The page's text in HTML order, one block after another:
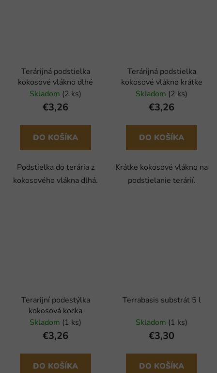
Terárijná podstielka
kokosové vlákno dlhé
Skladom (2 ks)
€3,26
DO KOŠÍKA
Podstielka do terária z
kokosového vlákna dlhá.
Terárijná podstielka
kokosové vlákno krátke
Skladom (2 ks)
€3,26
DO KOŠÍKA
Krátke kokosové vlákno na
podstielanie terárií.
Terarijní podestýlka
kokosová kocka
Skladom (1 ks)
€3,26
DO KOŠÍKA
Terrabasis substrát 5 l
Skladom (1 ks)
€3,30
DO KOŠÍKA